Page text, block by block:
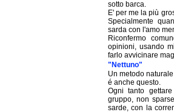
sotto barca.
E' per me la più
Specialmente
sarda con l'amo
Riconfermo
opinioni, usando
farlo avvicinare
"Nettuno"
Un metodo
é anche questo.
Ogni tanto
gruppo, non
sarde, con la